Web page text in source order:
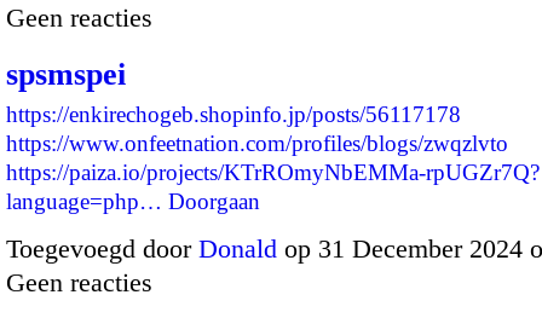
Geen reacties
spsmspei
https://enkirechogeb.shopinfo.jp/posts/56117178
https://www.onfeetnation.com/profiles/blogs/zwqzlvto
https://paiza.io/projects/KTrROmyNbEMMa-rpUGZr7Q?
language=php… Doorgaan
Toegevoegd door Donald op 31 December 2024
Geen reacties